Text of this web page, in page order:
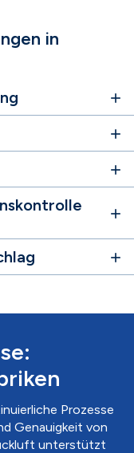
in
Prozesse
Genauigkeit von
unterstützt